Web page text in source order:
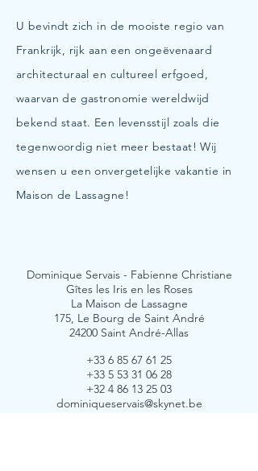
​U bevindt zich in de mooiste regio van
Frankrijk, rijk aan een ongeëvenaard
architecturaal en cultureel erfgoed,
waarvan de gastronomie wereldwijd
bekend staat. Een levensstijl zoals die
tegenwoordig niet meer bestaat! Wij
wensen u een onvergetelijke vakantie in
Maison de Lassagne!
Dominique Servais - Fabienne Christiane
Gîtes les Iris en les Roses
La Maison de Lassagne
175, Le Bourg de Saint André
24200 Saint André-Allas
+33 6 85 67 61 25
+33 5 53 31 06 28
+32 4 86 13 25 03
dominiqueservais@skynet.be